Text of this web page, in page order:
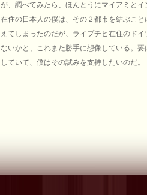
が、調べてみたら、ほんとうにマイアミと
在住の日本人の僕は、その２都市を結ぶこ
えてしまったのだが、ライプチヒ在住のド
ないかと、これまた勝手に想像している。
していて、僕はその試みを支持したいのだ。